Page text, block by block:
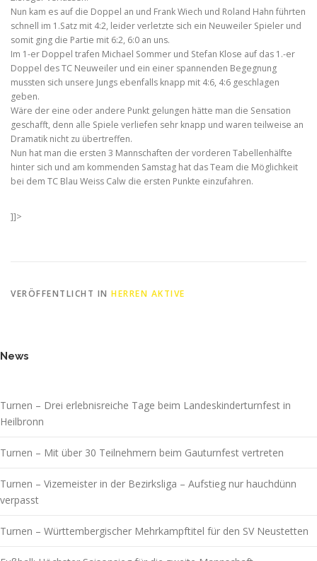
Nun kam es auf die Doppel an und Frank Wiech und Roland Hahn führten
schnell im 1.Satz mit 4:2, leider verletzte sich ein Neuweiler Spieler und
somit ging die Partie mit 6:2, 6:0 an uns.
Im 1-er Doppel trafen Michael Sommer und Stefan Klose auf das 1.-er
Doppel des TC Neuweiler und ein einer spannenden Begegnung
mussten sich unsere Jungs ebenfalls knapp mit 4:6, 4:6 geschlagen
geben.
Wäre der eine oder andere Punkt gelungen hätte man die Sensation
geschafft, denn alle Spiele verliefen sehr knapp und waren teilweise an
Dramatik nicht zu übertreffen.
Nun hat man die ersten 3 Mannschaften der vorderen Tabellenhälfte
hinter sich und am kommenden Samstag hat das Team die Möglichkeit
bei dem TC Blau Weiss Calw die ersten Punkte einzufahren.
]]>
VERÖFFENTLICHT IN HERREN AKTIVE
News
Turnen – Drei erlebnisreiche Tage beim Landeskinderturnfest in
Heilbronn
Turnen – Mit über 30 Teilnehmern beim Gauturnfest vertreten
Turnen – Vizemeister in der Bezirksliga – Aufstieg nur hauchdünn
verpasst
Turnen – Württembergischer Mehrkampftitel für den SV Neustetten